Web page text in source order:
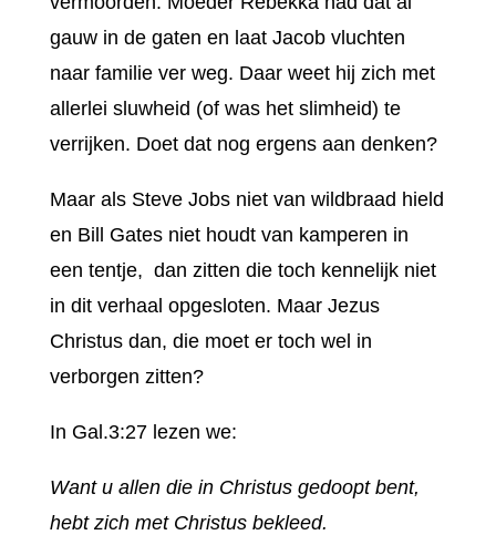
gauw in de gaten en laat Jacob vluchten
naar familie ver weg. Daar weet hij zich met
allerlei sluwheid (of was het slimheid) te
verrijken. Doet dat nog ergens aan denken?
Maar als Steve Jobs niet van wildbraad hield
en Bill Gates niet houdt van kamperen in
een tentje, dan zitten die toch kennelijk niet
in dit verhaal opgesloten. Maar Jezus
Christus dan, die moet er toch wel in
verborgen zitten?
In Gal.3:27 lezen we:
Want u allen die in Christus gedoopt bent,
hebt zich met Christus bekleed.